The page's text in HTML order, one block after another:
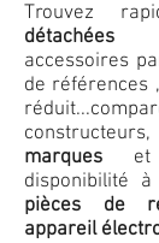
Trouvez
détachées
accessoires
de références
marques et
disponibilité
pièces de
appareil